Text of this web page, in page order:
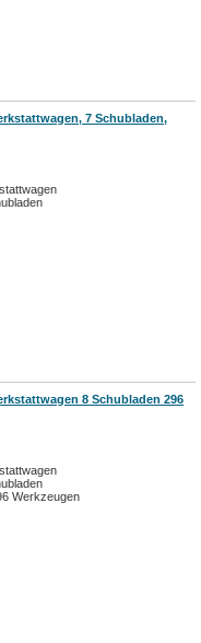
7 Schubladen,
8 Schubladen 296
Werkzeugen